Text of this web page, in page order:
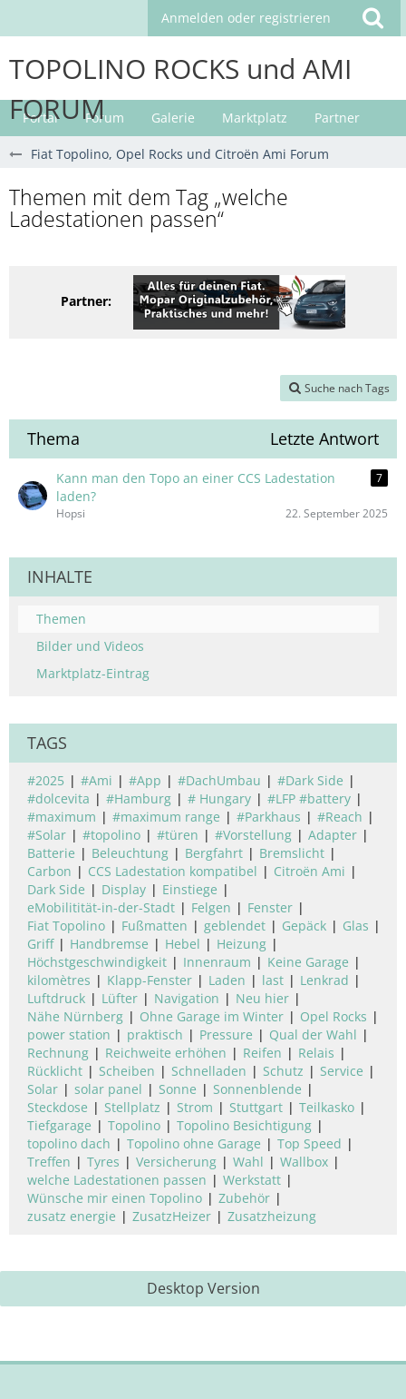
Anmelden oder registrieren
TOPOLINO ROCKS und AMI
FORUM
Portal Forum Galerie Marktplatz Partner
Fiat Topolino, Opel Rocks und Citroën Ami Forum
Themen mit dem Tag „welche
Ladestationen passen“
Partner:
Suche nach Tags
Thema Letzte Antwort
Kann man den Topo an einer CCS Ladestation
laden?
7
Hopsi 22. September 2025
INHALTE
Themen
Bilder und Videos
Marktplatz-Eintrag
TAGS
#2025 #Ami #App #DachUmbau
#Dark Side
#dolcevita
#Hamburg # Hungary
#LFP #battery
#maximum
#maximum range #Parkhaus
#Reach
#Solar
#topolino #türen #Vorstellung
Adapter
Batterie
Beleuchtung Bergfahrt
Bremslicht
Carbon
CCS Ladestation kompatibel
Citroën Ami
Dark Side
Display
Einstiege
eMobilitität-in-der-Stadt
Felgen
Fenster
Fiat Topolino
Fußmatten geblendet Gepäck
Glas
Griff
Handbremse Hebel
Heizung
Höchstgeschwindigkeit
Innenraum
Keine Garage
kilomètres
Klapp-Fenster Laden last
Lenkrad
Luftdruck
Lüfter Navigation
Neu hier
Nähe Nürnberg
Ohne Garage im Winter
Opel Rocks
power station
praktisch Pressure
Qual der Wahl
Rechnung
Reichweite erhöhen Reifen
Relais
Rücklicht
Scheiben Schnelladen Schutz
Service
Solar
solar panel Sonne
Sonnenblende
Steckdose
Stellplatz Strom Stuttgart
Teilkasko
Tiefgarage
Topolino
Topolino Besichtigung
topolino dach
Topolino ohne Garage
Top Speed
Treffen
Tyres Versicherung Wahl
Wallbox
welche Ladestationen passen
Werkstatt
Wünsche mir einen Topolino
Zubehör
zusatz energie
ZusatzHeizer Zusatzheizung
Desktop Version